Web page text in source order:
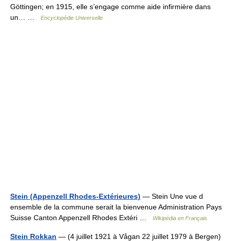
Göttingen; en 1915, elle s’engage comme aide infirmière dans
un… …
Encyclopédie Universelle
Stein (Appenzell Rhodes-Extérieures) — Stein Une vue d
ensemble de la commune serait la bienvenue Administration Pays
Suisse Canton Appenzell Rhodes Extéri …
Wikipédia en Français
Stein Rokkan — (4 juillet 1921 à Vågan 22 juillet 1979 à Bergen)